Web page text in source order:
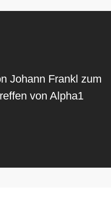
Johann Frankl zum
von Alpha1